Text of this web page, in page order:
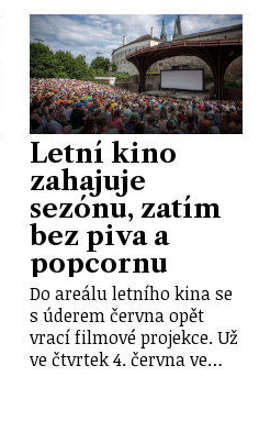
Letní kino
zahajuje
sezónu, zatím
bez piva a
popcornu
Do areálu letního kina se
s úderem června opět
vrací filmové projekce. Už
ve čtvrtek 4. června ve…